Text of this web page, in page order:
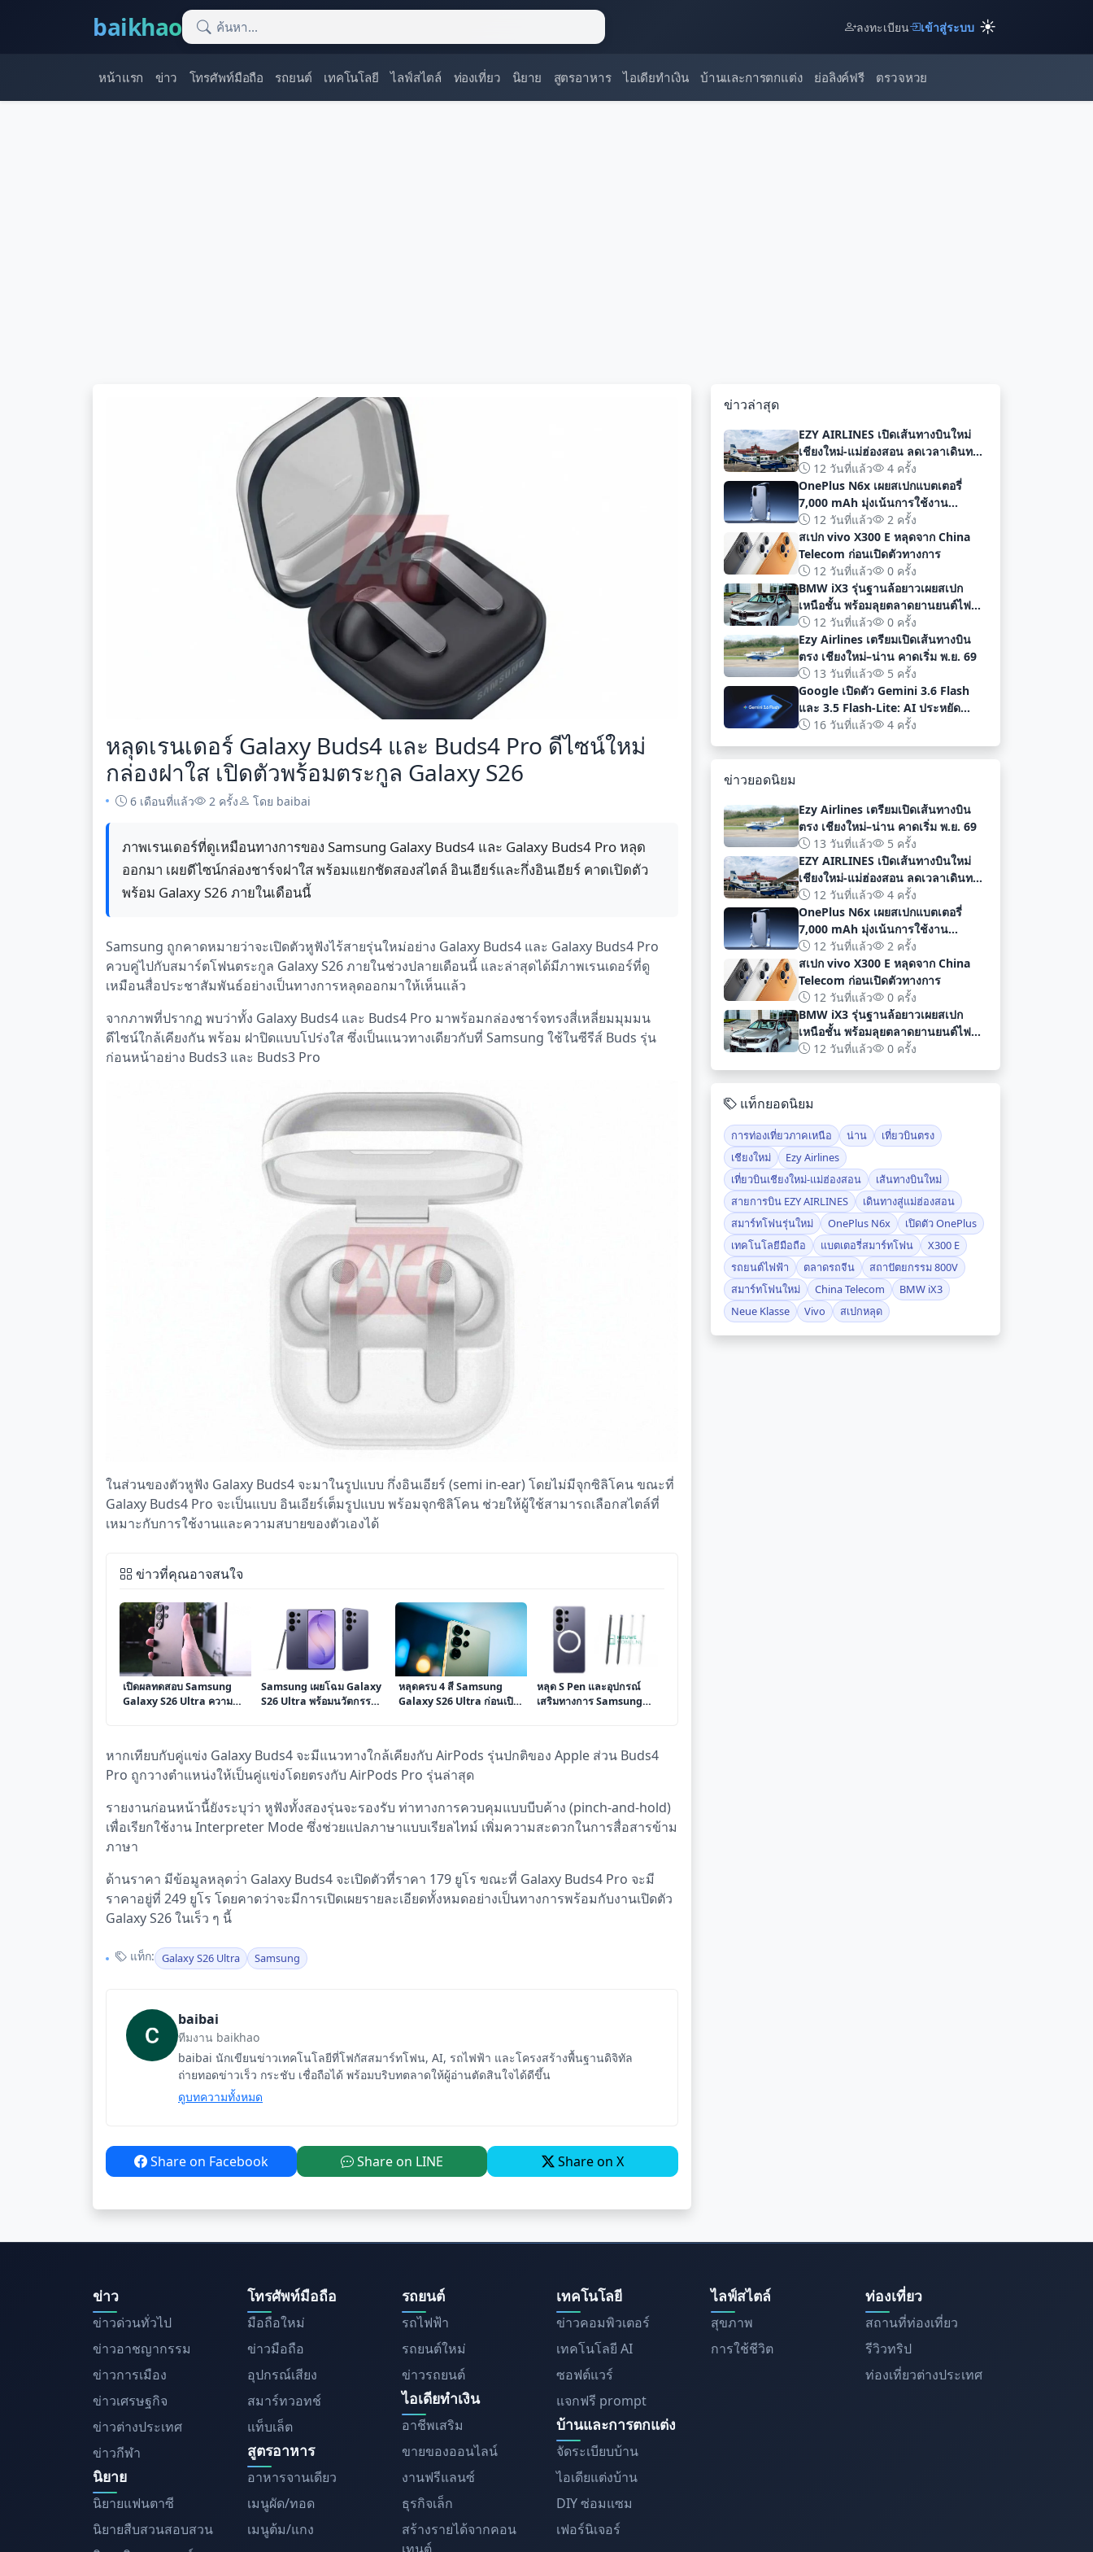
baikhao ลงทะเบียน เข้าสู่ระบบ ☀️
หน้าแรก ข่าว โทรศัพท์มือถือ รถยนต์ เทคโนโลยี ไลฟ์สไตล์ ท่องเที่ยว นิยาย สูตรอาหาร ไอเดียทำเงิน บ้านและการตกแต่ง ย่อลิงค์ฟรี ตรวจหวย
หลุดเรนเดอร์ Galaxy Buds4 และ Buds4 Pro ดีไซน์ใหม่
กล่องฝาใส เปิดตัวพร้อมตระกูล Galaxy S26
6 เดือนที่แล้ว 2 ครั้ง โดย baibai
ภาพเรนเดอร์ที่ดูเหมือนทางการของ Samsung Galaxy Buds4 และ Galaxy Buds4 Pro หลุด
ออกมา เผยดีไซน์กล่องชาร์จฝาใส พร้อมแยกชัดสองสไตล์ อินเอียร์และกึ่งอินเอียร์ คาดเปิดตัว
พร้อม Galaxy S26 ภายในเดือนนี้
Samsung ถูกคาดหมายว่าจะเปิดตัวหูฟังไร้สายรุ่นใหม่อย่าง Galaxy Buds4 และ Galaxy Buds4 Pro
ควบคู่ไปกับสมาร์ตโฟนตระกูล Galaxy S26 ภายในช่วงปลายเดือนนี้ และล่าสุดได้มีภาพเรนเดอร์ที่ดู
เหมือนสื่อประชาสัมพันธ์อย่างเป็นทางการหลุดออกมาให้เห็นแล้ว
จากภาพที่ปรากฏ พบว่าทั้ง Galaxy Buds4 และ Buds4 Pro มาพร้อมกล่องชาร์จทรงสี่เหลี่ยมมุมมน
ดีไซน์ใกล้เคียงกัน พร้อม ฝาปิดแบบโปร่งใส ซึ่งเป็นแนวทางเดียวกับที่ Samsung ใช้ในซีรีส์ Buds รุ่น
ก่อนหน้าอย่าง Buds3 และ Buds3 Pro
ในส่วนของตัวหูฟัง Galaxy Buds4 จะมาในรูปแบบ กึ่งอินเอียร์ (semi in-ear) โดยไม่มีจุกซิลิโคน ขณะที่
Galaxy Buds4 Pro จะเป็นแบบ อินเอียร์เต็มรูปแบบ พร้อมจุกซิลิโคน ช่วยให้ผู้ใช้สามารถเลือกสไตล์ที่
เหมาะกับการใช้งานและความสบายของตัวเองได้
ข่าวที่คุณอาจสนใจ
เปิดผลทดสอบ Samsung
Galaxy S26 Ultra ความ
Samsung เผยโฉม Galaxy
S26 Ultra พร้อมนวัตกรรม
หลุดครบ 4 สี Samsung
Galaxy S26 Ultra ก่อนเปิด
หลุด S Pen และอุปกรณ์
เสริมทางการ Samsung
หากเทียบกับคู่แข่ง Galaxy Buds4 จะมีแนวทางใกล้เคียงกับ AirPods รุ่นปกติของ Apple ส่วน Buds4
Pro ถูกวางตำแหน่งให้เป็นคู่แข่งโดยตรงกับ AirPods Pro รุ่นล่าสุด
รายงานก่อนหน้านี้ยังระบุว่า หูฟังทั้งสองรุ่นจะรองรับ ท่าทางการควบคุมแบบบีบค้าง (pinch-and-hold)
เพื่อเรียกใช้งาน Interpreter Mode ซึ่งช่วยแปลภาษาแบบเรียลไทม์ เพิ่มความสะดวกในการสื่อสารข้าม
ภาษา
ด้านราคา มีข้อมูลหลุดว่่า Galaxy Buds4 จะเปิดตัวที่ราคา 179 ยูโร ขณะที่ Galaxy Buds4 Pro จะมี
ราคาอยู่ที่ 249 ยูโร โดยคาดว่าจะมีการเปิดเผยรายละเอียดทั้งหมดอย่างเป็นทางการพร้อมกับงานเปิดตัว
Galaxy S26 ในเร็ว ๆ นี้
แท็ก: Galaxy S26 Ultra Samsung
baibai
ทีมงาน baikhao
baibai นักเขียนข่าวเทคโนโลยีที่โฟกัสสมาร์ทโฟน, AI, รถไฟฟ้า และโครงสร้างพื้นฐานดิจิทัล
ถ่ายทอดข่าวเร็ว กระชับ เชื่อถือได้ พร้อมบริบทตลาดให้ผู้อ่านตัดสินใจได้ดีขึ้น
ดูบทความทั้งหมด
Share on Facebook Share on LINE Share on X
ข่าวล่าสุด
EZY AIRLINES เปิดเส้นทางบินใหม่
เชียงใหม่-แม่ฮ่องสอน ลดเวลาเดินทาง
เหลือเพียง 40 นาที
12 วันที่แล้ว
4 ครั้ง
OnePlus N6x เผยสเปกแบตเตอรี่
7,000 mAh มุ่งเน้นการใช้งาน
ยาวนานก่อนเปิดตัวอย่างเป็นทางการ
12 วันที่แล้ว
2 ครั้ง
สเปก vivo X300 E หลุดจาก China
Telecom ก่อนเปิดตัวทางการ
12 วันที่แล้ว
0 ครั้ง
BMW iX3 รุ่นฐานล้อยาวเผยสเปก
เหนือชั้น พร้อมลุยตลาดยานยนต์ไฟฟ้า
จีนด้วยระยะทาง 919 กม
12 วันที่แล้ว
0 ครั้ง
Ezy Airlines เตรียมเปิดเส้นทางบิน
ตรง เชียงใหม่–น่าน คาดเริ่ม พ.ย. 69
13 วันที่แล้ว
5 ครั้ง
Google เปิดตัว Gemini 3.6 Flash
และ 3.5 Flash-Lite: AI ประหยัด
ต้นทุน ประสิทธิภาพสูง สำหรับนัก
16 วันที่แล้ว 4 ครั้ง
ข่าวยอดนิยม
Ezy Airlines เตรียมเปิดเส้นทางบิน
ตรง เชียงใหม่–น่าน คาดเริ่ม พ.ย. 69
13 วันที่แล้ว
5 ครั้ง
EZY AIRLINES เปิดเส้นทางบินใหม่
เชียงใหม่-แม่ฮ่องสอน ลดเวลาเดินทาง
เหลือเพียง 40 นาที
12 วันที่แล้ว
4 ครั้ง
OnePlus N6x เผยสเปกแบตเตอรี่
7,000 mAh มุ่งเน้นการใช้งาน
ยาวนานก่อนเปิดตัวอย่างเป็นทางการ
12 วันที่แล้ว
2 ครั้ง
สเปก vivo X300 E หลุดจาก China
Telecom ก่อนเปิดตัวทางการ
12 วันที่แล้ว
0 ครั้ง
BMW iX3 รุ่นฐานล้อยาวเผยสเปก
เหนือชั้น พร้อมลุยตลาดยานยนต์ไฟฟ้า
จีนด้วยระยะทาง 919 กม
12 วันที่แล้ว 0 ครั้ง
แท็กยอดนิยม
การท่องเที่ยวภาคเหนือ น่าน
เที่ยวบินตรง
เชียงใหม่
Ezy Airlines
เที่ยวบินเชียงใหม่-แม่ฮ่องสอน
เส้นทางบินใหม่
สายการบิน EZY AIRLINES
เดินทางสู่แม่ฮ่องสอน
สมาร์ทโฟนรุ่นใหม่
OnePlus N6x
เปิดตัว OnePlus
เทคโนโลยีมือถือ
แบตเตอรี่สมาร์ทโฟน
X300 E
รถยนต์ไฟฟ้า
ตลาดรถจีน
สถาปัตยกรรม 800V
สมาร์ทโฟนใหม่
China Telecom
BMW iX3
Neue Klasse
Vivo สเปกหลุด
ข่าว
ข่าวด่วนทั่วไป
ข่าวอาชญากรรม
ข่าวการเมือง
ข่าวเศรษฐกิจ
ข่าวต่างประเทศ
ข่าวกีฬา
นิยาย
นิยายแฟนตาซี
นิยายสืบสวนสอบสวน
โทรศัพท์มือถือ
มือถือใหม่
ข่าวมือถือ
อุปกรณ์เสียง
สมาร์ทวอทช์
แท็บเล็ต
สูตรอาหาร
อาหารจานเดียว
เมนูผัด/ทอด
เมนูต้ม/แกง
รถยนต์
รถไฟฟ้า
รถยนต์ใหม่
ข่าวรถยนต์
ไอเดียทำเงิน
อาชีพเสริม
ขายของออนไลน์
งานฟรีแลนซ์
ธุรกิจเล็ก
สร้างรายได้จากคอน
เทคโนโลยี
ข่าวคอมพิวเตอร์
เทคโนโลยี AI
ซอฟต์แวร์
แจกฟรี prompt
บ้านและการตกแต่ง
จัดระเบียบบ้าน
ไอเดียแต่งบ้าน
DIY ซ่อมแซม
เฟอร์นิเจอร์
ไลฟ์สไตล์
สุขภาพ
การใช้ชีวิต
ท่องเที่ยว
สถานที่ท่องเที่ยว
รีวิวทริป
ท่องเที่ยวต่างประเทศ